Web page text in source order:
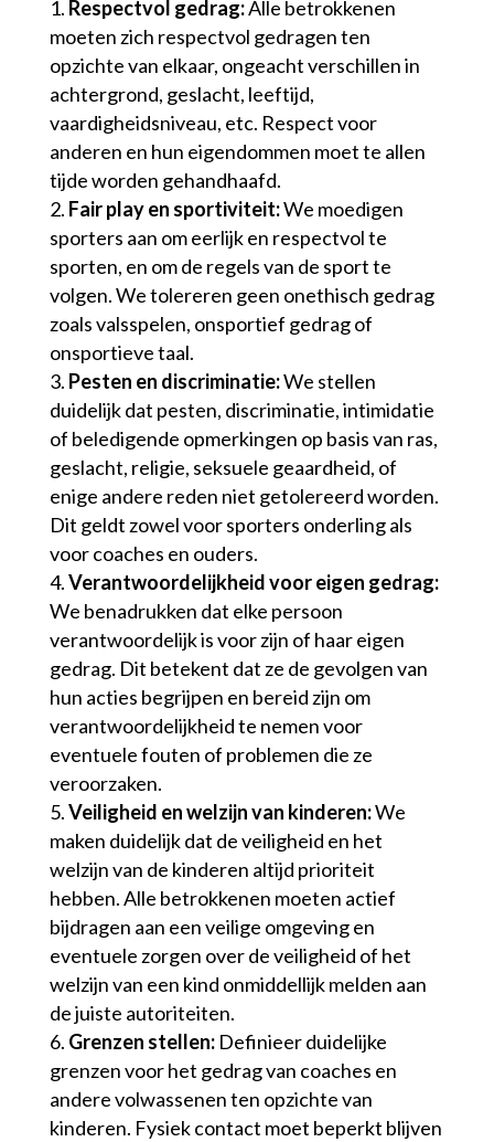
Respectvol gedrag:Alle betrokkenen
moeten zich respectvol gedragen ten
opzichte van elkaar, ongeacht verschillen in
achtergrond, geslacht, leeftijd,
vaardigheidsniveau, etc. Respect voor
anderen en hun eigendommen moet te allen
tijde worden gehandhaafd.
Fair play en sportiviteit:We moedigen
sporters aan om eerlijk en respectvol te
sporten, en om de regels van de sport te
volgen. We tolereren geen onethisch gedrag
zoals valsspelen, onsportief gedrag of
onsportieve taal.
Pesten en discriminatie:We stellen
duidelijk dat pesten, discriminatie, intimidatie
of beledigende opmerkingen op basis van ras,
geslacht, religie, seksuele geaardheid, of
enige andere reden niet getolereerd worden.
Dit geldt zowel voor sporters onderling als
voor coaches en ouders.
Verantwoordelijkheid voor eigen gedrag:
We benadrukken dat elke persoon
verantwoordelijk is voor zijn of haar eigen
gedrag. Dit betekent dat ze de gevolgen van
hun acties begrijpen en bereid zijn om
verantwoordelijkheid te nemen voor
eventuele fouten of problemen die ze
veroorzaken.
Veiligheid en welzijn van kinderen:We
maken duidelijk dat de veiligheid en het
welzijn van de kinderen altijd prioriteit
hebben. Alle betrokkenen moeten actief
bijdragen aan een veilige omgeving en
eventuele zorgen over de veiligheid of het
welzijn van een kind onmiddellijk melden aan
de juiste autoriteiten.
Grenzen stellen: Definieer duidelijke
grenzen voor het gedrag van coaches en
andere volwassenen ten opzichte van
kinderen. Fysiek contact moet beperkt blijven